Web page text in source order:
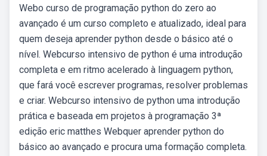
Webo curso de programação python do zero ao
avançado é um curso completo e atualizado, ideal para
quem deseja aprender python desde o básico até o
nível. Webcurso intensivo de python é uma introdução
completa e em ritmo acelerado à linguagem python,
que fará você escrever programas, resolver problemas
e criar. Webcurso intensivo de python uma introdução
prática e baseada em projetos à programação 3ª
edição eric matthes Webquer aprender python do
básico ao avançado e procura uma formação completa.